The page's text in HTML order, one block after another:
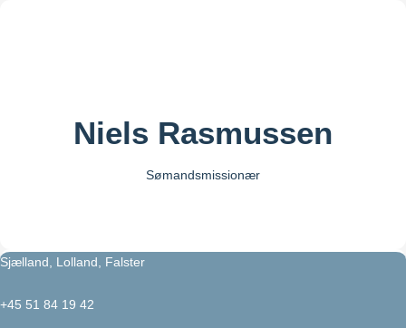
Niels Rasmussen
Sømandsmissionær
Sjælland, Lolland, Falster
+45 51 84 19 42